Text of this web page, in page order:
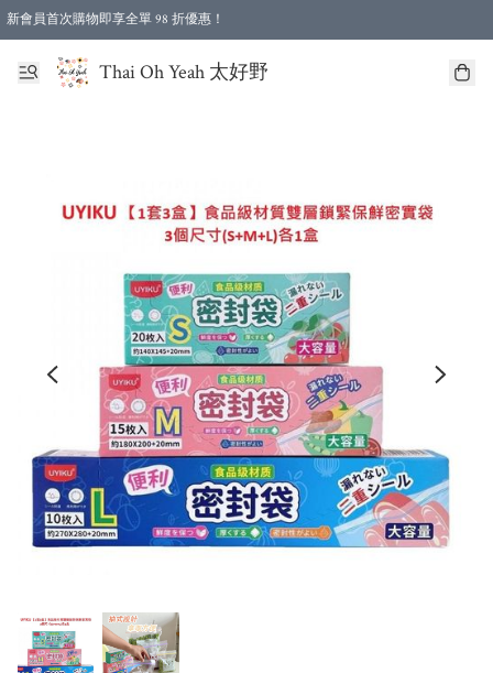
新會員首次購物即享全單 98 折優惠！
特選會員可享全單低至 96 折優惠！
Thai Oh Yeah 太好野